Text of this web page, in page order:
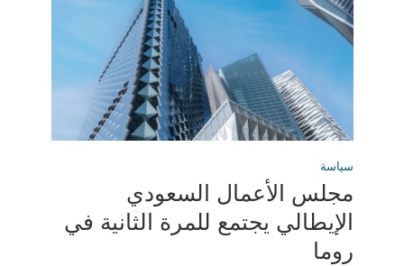
سياسة
مجلس الأعمال السعودي
الإيطالي يجتمع للمرة الثانية في
روما